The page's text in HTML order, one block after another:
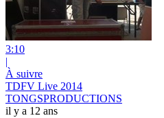
3:10
|
À suivre
TDFV Live 2014
TONGSPRODUCTIONS
il y a 12 ans